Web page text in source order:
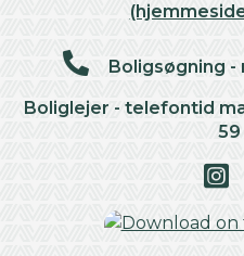
Boligsøgning -
Boliglejer - telefontid
59